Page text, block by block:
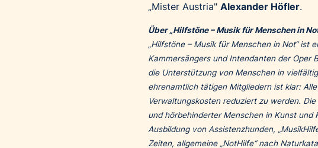
„Mister Austria" Alexander Höfler.
Über „Hilfstöne – Musik für Menschen in
„Hilfstöne – Musik für Menschen in Not“ ist
Kammersängers und Intendanten der Oper
die Unterstützung von Menschen in
ehrenamtlich tätigen Mitgliedern ist klar:
Verwaltungskosten reduziert zu werden.
und hörbehinderter Menschen in Kunst und
Ausbildung von Assistenzhunden,
Zeiten, allgemeine „NotHilfe“ nach